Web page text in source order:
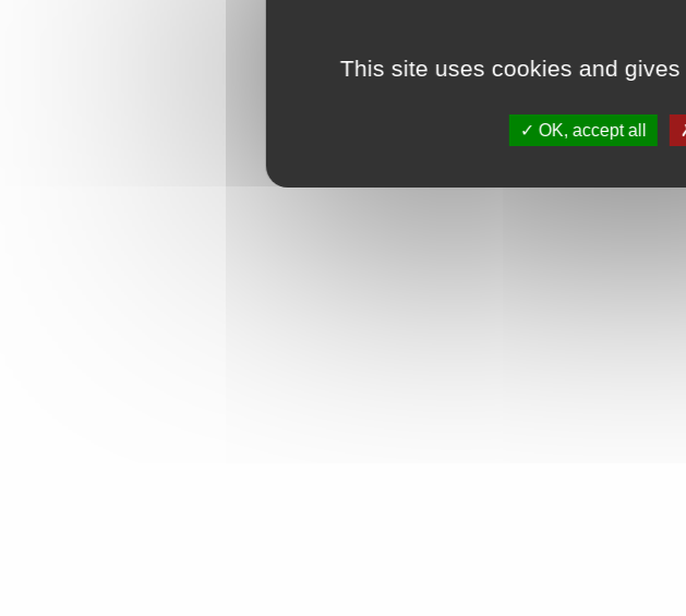
This site uses cookies and
OK, accept all